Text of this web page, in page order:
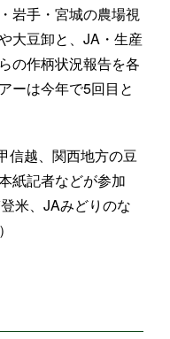
岩手・宮城の農場視
大豆卸と、JA・生産
の作柄状況報告を各
ーは今年で5回目と
信越、関西地方の豆
紙記者などが参加
米、JAみどりのな